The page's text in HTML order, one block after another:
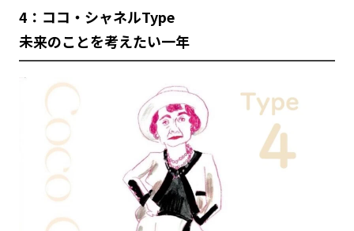
4：ココ・シャネルType
未来のことを考えたい一年